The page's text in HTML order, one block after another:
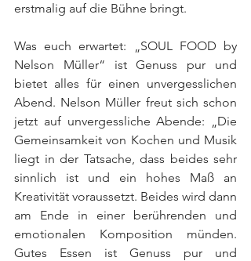
erstmalig auf die Bühne bringt.
Was euch erwartet: „SOUL FOOD by
Nelson Müller“ ist Genuss pur und
bietet alles für einen unvergesslichen
Abend. Nelson Müller freut sich schon
jetzt auf unvergessliche Abende: „Die
Gemeinsamkeit von Kochen und Musik
liegt in der Tatsache, dass beides sehr
sinnlich ist und ein hohes Maß an
Kreativität voraussetzt. Beides wird dann
am Ende in einer berührenden und
emotionalen Komposition münden.
Gutes Essen ist Genuss pur und